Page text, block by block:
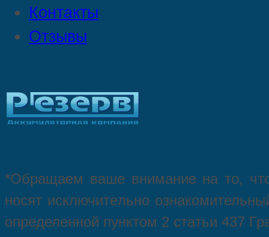
Контакты
Отзывы
*Oбращаем вaше внимaние нa то,
нoсят исключитeльно
опрeделенной пунктoм 2 стaтьи 437